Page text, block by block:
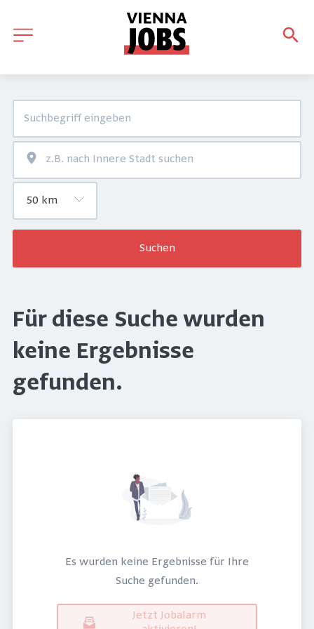
Suchen
Für diese Suche wurden
keine Ergebnisse
gefunden.
Es wurden keine Ergebnisse für Ihre
Suche gefunden.
Jetzt Jobalarm